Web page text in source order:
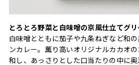
とろとろ野菜と白味噌の京風仕立てグ
白味噌とともに茄子や九条ねぎなど和
ンカレー。薫り高いオリジナルカカオ
和し、あっさりとした口当たりの中に